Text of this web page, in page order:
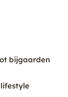
bijgaarden